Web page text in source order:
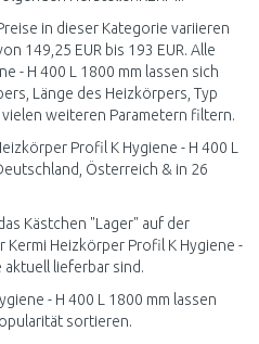
in dieser Kategorie variieren
149,25 EUR bis 193 EUR. Alle
- H 400 L 1800 mm lassen sich
Länge des Heizkörpers, Typ
weiteren Parametern filtern.
Profil K Hygiene - H 400 L
Österreich & in 26
Kästchen "Lager" auf der
Heizkörper Profil K Hygiene -
aktuell lieferbar sind.
- H 400 L 1800 mm lassen
sortieren.